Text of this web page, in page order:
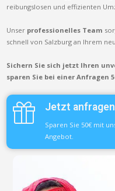
reibungslosen und effizienten
Unser professionelles Team
schnell von Salzburg an Ihrem
Sichern Sie sich jetzt Ihren
sparen Sie bei einer Anfragen
Jetzt
Sparen Sie 50€ mit
Angebot.